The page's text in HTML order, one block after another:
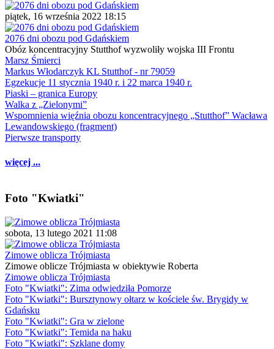
piątek, 16 września 2022 18:15
2076 dni obozu pod Gdańskiem
Obóz koncentracyjny Stutthof wyzwoliły wojska III Frontu
Marsz Śmierci
Markus Włodarczyk KL Stutthof - nr 79059
Egzekucje 11 stycznia 1940 r. i 22 marca 1940 r.
Piaski – granica Europy
Walka z „Zielonymi”
Wspomnienia więźnia obozu koncentracyjnego „Stutthof” Wacława
Lewandowskiego (fragment)
Pierwsze transporty
więcej ...
Foto "Kwiatki"
sobota, 13 lutego 2021 11:08
Zimowe oblicza Trójmiasta
Zimowe oblicze Trójmiasta w obiektywie Roberta
Zimowe oblicza Trójmiasta
Foto "Kwiatki": Zima odwiedziła Pomorze
Foto "Kwiatki": Bursztynowy ołtarz w kościele św. Brygidy w
Gdańsku
Foto "Kwiatki": Gra w zielone
Foto "Kwiatki": Temida na haku
Foto "Kwiatki": Szklane domy